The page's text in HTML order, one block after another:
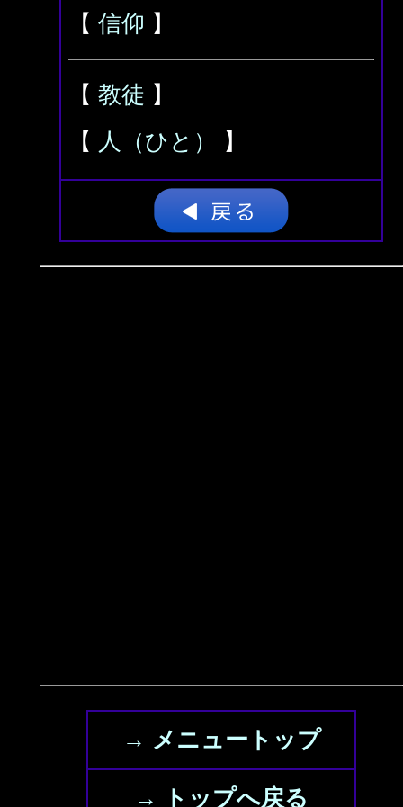
【 信仰 】
【 教徒 】
【 人（ひと） 】
→ メニュートップ
→ トップへ戻る